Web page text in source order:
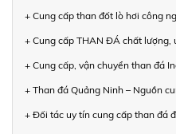
+ Cung cấp than đốt lò hơi công
+ Cung cấp THAN ĐÁ chất lượng,
+ Cung cấp, vận chuyển than đá
+ Than đá Quảng Ninh – Nguồn
+ Đối tác uy tín cung cấp than đá